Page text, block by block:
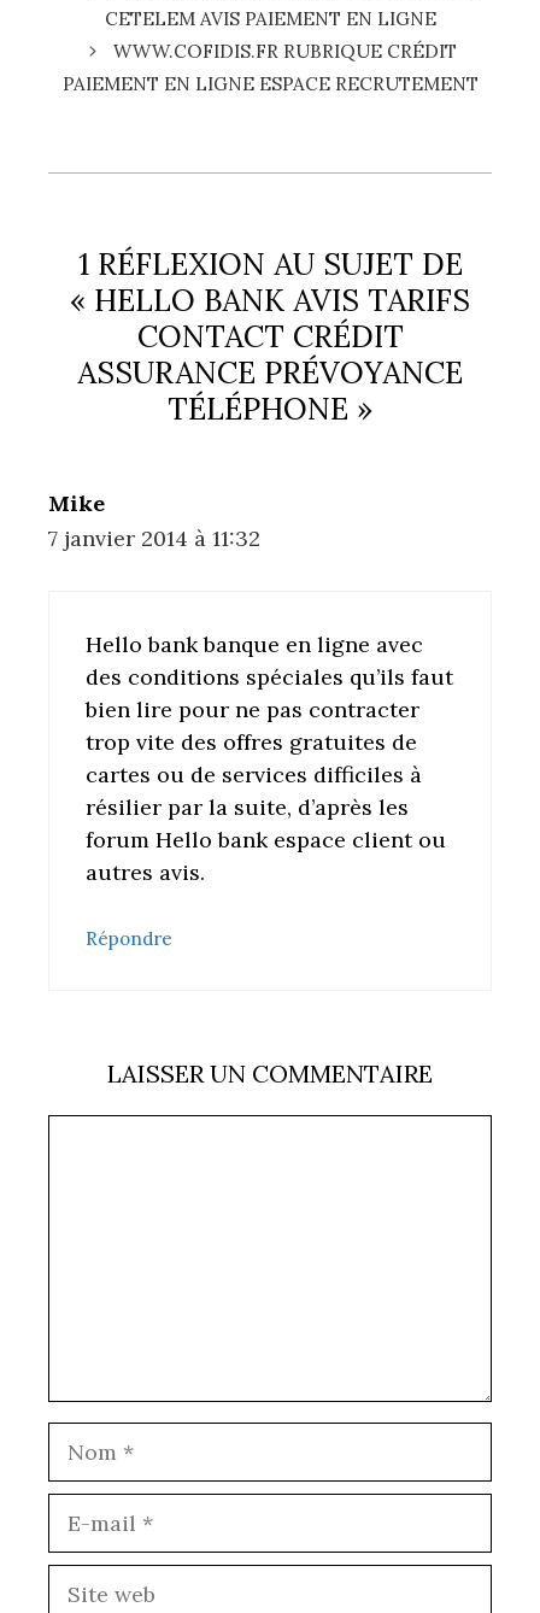
CETELEM AVIS PAIEMENT EN LIGNE
WWW.COFIDIS.FR RUBRIQUE CRÉDIT
PAIEMENT EN LIGNE ESPACE RECRUTEMENT
1 RÉFLEXION AU SUJET DE
« HELLO BANK AVIS TARIFS
CONTACT CRÉDIT
ASSURANCE PRÉVOYANCE
TÉLÉPHONE »
Mike
7 janvier 2014 à 11:32
Hello bank banque en ligne avec
des conditions spéciales qu’ils faut
bien lire pour ne pas contracter
trop vite des offres gratuites de
cartes ou de services difficiles à
résilier par la suite, d’après les
forum Hello bank espace client ou
autres avis.
Répondre
LAISSER UN COMMENTAIRE